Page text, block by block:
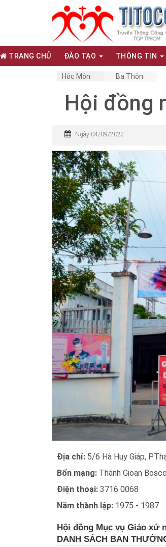
TRANG CHỦ ĐÀO TẠO THÔNG TIN
Hóc Môn Ba Thôn
Hội đồng
Ngày 04/09/2022
Địa chỉ: 5/6 Hà Huy Giáp,
Bổn mạng: Thánh Gioan Bosco
Điện thoại: 3716 0068
Năm thành lập: 1975 - 1987
Hội đồng Mục vụ Giáo xứ
DANH SÁCH BAN